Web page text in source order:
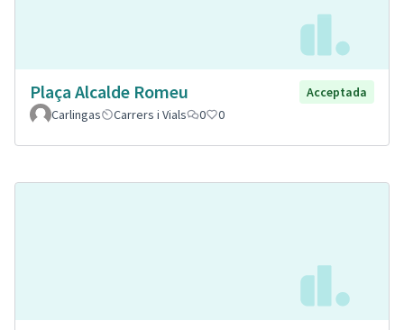
Plaça Alcalde Romeu
Acceptada
Carlingas
Carrers i Vials 0 0